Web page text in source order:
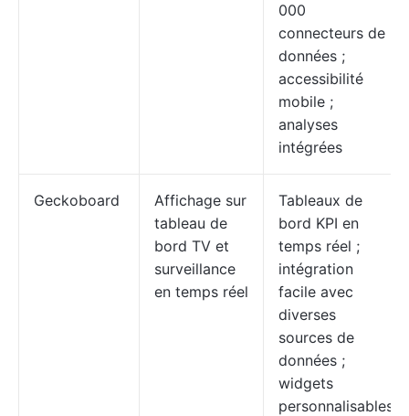
000
connecteurs de
données ;
accessibilité
mobile ;
analyses
intégrées
Geckoboard
Affichage sur
tableau de
bord TV et
surveillance
en temps réel
Tableaux de
bord KPI en
temps réel ;
intégration
facile avec
diverses
sources de
données ;
widgets
personnalisables